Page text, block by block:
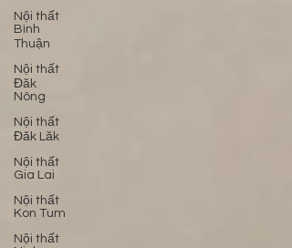
Nội thất
Bình
Thuận
Nội thất
Đăk
Nông
Nội thất
Đăk Lăk
Nội thất
Gia Lai
Nội thất
Kon Tum
Nội thất